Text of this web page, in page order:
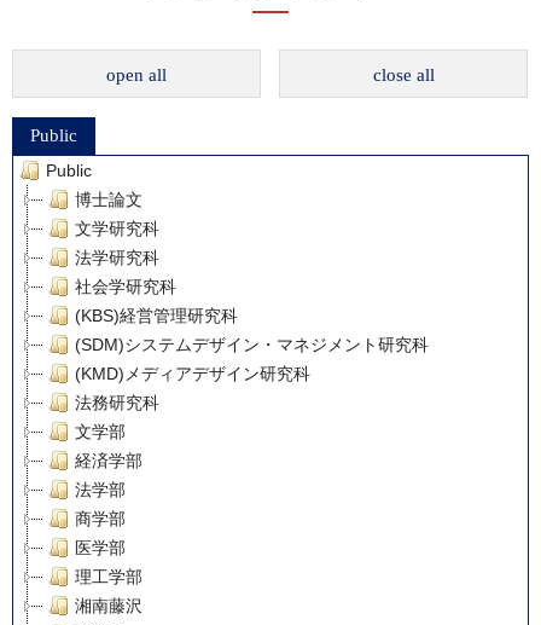
open all close all
Public
Public
博士論文
文学研究科
法学研究科
社会学研究科
(KBS)経営管理研究科
(SDM)システムデザイン・マネジメント研究科
(KMD)メディアデザイン研究科
法務研究科
文学部
経済学部
法学部
商学部
医学部
理工学部
湘南藤沢